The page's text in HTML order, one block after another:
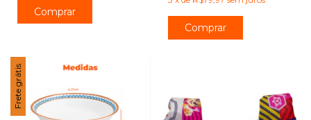
Comprar
Frete grátis